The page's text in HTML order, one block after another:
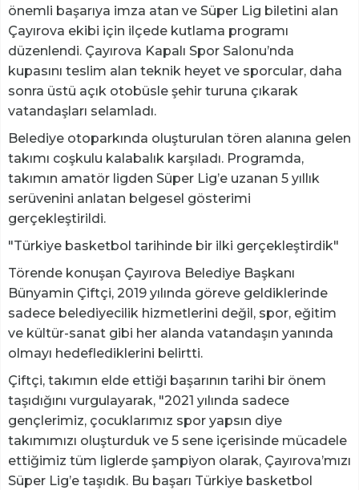
önemli başarıya imza atan ve Süper Lig biletini alan
Çayırova ekibi için ilçede kutlama programı
düzenlendi. Çayırova Kapalı Spor Salonu’nda
kupasını teslim alan teknik heyet ve sporcular, daha
sonra üstü açık otobüsle şehir turuna çıkarak
vatandaşları selamladı.
Belediye otoparkında oluşturulan tören alanına gelen
takımı coşkulu kalabalık karşıladı. Programda,
takımın amatör ligden Süper Lig’e uzanan 5 yıllık
serüvenini anlatan belgesel gösterimi
gerçekleştirildi.
"Türkiye basketbol tarihinde bir ilki gerçekleştirdik"
Törende konuşan Çayırova Belediye Başkanı
Bünyamin Çiftçi, 2019 yılında göreve geldiklerinde
sadece belediyecilik hizmetlerini değil, spor, eğitim
ve kültür-sanat gibi her alanda vatandaşın yanında
olmayı hedeflediklerini belirtti.
Çiftçi, takımın elde ettiği başarının tarihi bir önem
taşıdığını vurgulayarak, "2021 yılında sadece
gençlerimiz, çocuklarımız spor yapsın diye
takımımızı oluşturduk ve 5 sene içerisinde mücadele
ettiğimiz tüm liglerde şampiyon olarak, Çayırova’mızı
Süper Lig’e taşıdık. Bu başarı Türkiye basketbol